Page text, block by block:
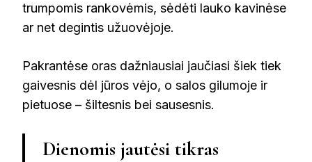
trumpomis rankovėmis, sėdėti lauko kavinėse
ar net degintis užuovėjoje.
Pakrantėse oras dažniausiai jaučiasi šiek tiek
gaivesnis dėl jūros vėjo, o salos gilumoje ir
pietuose – šiltesnis bei sausesnis.
Dienomis jautėsi tikras